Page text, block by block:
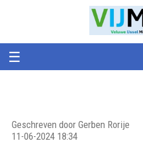
☰
Geschreven door Gerben Rorije
11-06-2024 18:34